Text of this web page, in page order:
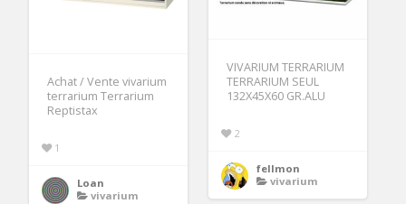
VIVARIUM TERRARIUM
TERRARIUM SEUL
132X45X60 GR.ALU
2
fellmon
vivarium
Achat / Vente vivarium
terrarium Terrarium
Reptistax
1
Loan
vivarium